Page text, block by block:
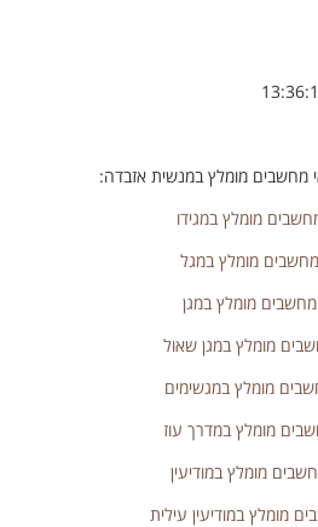
מחשבים מומלץ במנשית אזבדה:
מומלץ במגידו
מומלץ במגל
מומלץ במגן
מומלץ במגן שאול
מומלץ במגשימים
מומלץ במדרך עוז
מומלץ במודיעין
מומלץ במודיעין עילית